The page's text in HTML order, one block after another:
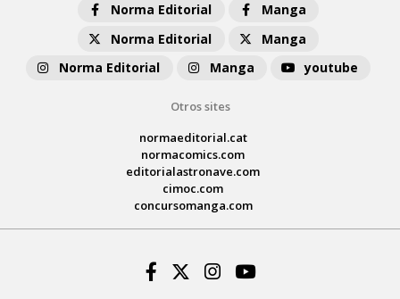
Norma Editorial
Manga
Norma Editorial
Manga
Norma Editorial
Manga youtube
Otros sites
normaeditorial.cat
normacomics.com
editorialastronave.com
cimoc.com
concursomanga.com
Facebook
Twitter
Instagram
Youtube